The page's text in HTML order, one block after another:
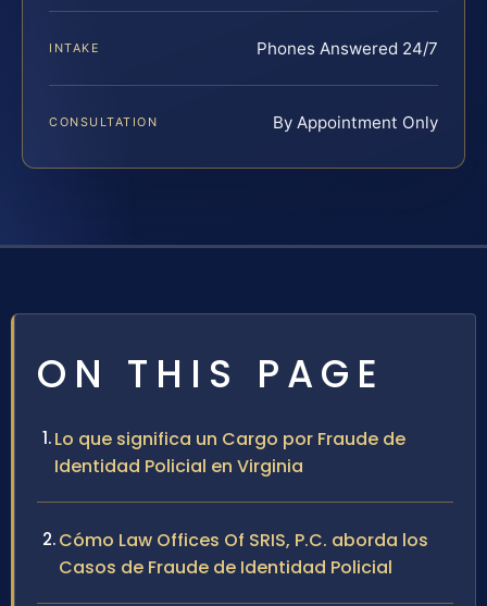
INTAKE Phones Answered 24/7
CONSULTATION By Appointment Only
ON THIS PAGE
Lo que significa un Cargo por Fraude de
Identidad Policial en Virginia
Cómo Law Offices Of SRIS, P.C. aborda los
Casos de Fraude de Identidad Policial